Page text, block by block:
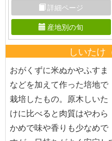
詳細ページ
産地別の旬
しいたけ
おがくずに米ぬかやふすま
などを加えて作った培地で
栽培したもの。原木しいた
けに比べると肉質はやわら
かめで味や香りも少なめで